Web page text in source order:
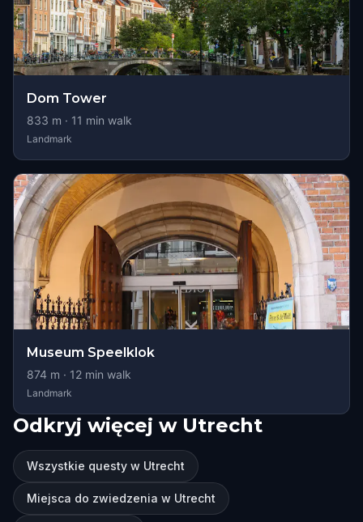
Dom Tower
833 m · 11 min walk
Landmark
Museum Speelklok
874 m · 12 min walk
Landmark
Odkryj więcej w Utrecht
Wszystkie questy w Utrecht
Miejsca do zwiedzenia w Utrecht